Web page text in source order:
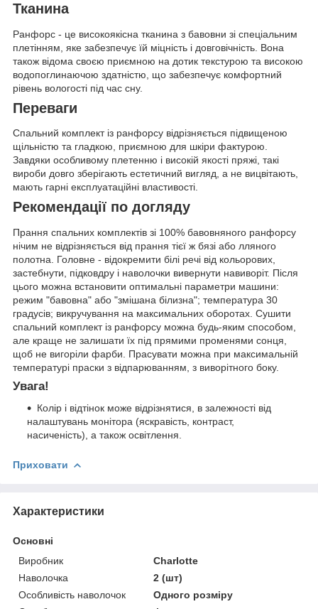
Тканина
Ранфорс - це високоякісна тканина з бавовни зі спеціальним
плетінням, яке забезпечує їй міцність і довговічність. Вона
також відома своєю приємною на дотик текстурою та високою
водопоглинаючою здатністю, що забезпечує комфортний
рівень вологості під час сну.
Переваги
Спальний комплект із ранфорсу відрізняється підвищеною
щільністю та гладкою, приємною для шкіри фактурою.
Завдяки особливому плетенню і високій якості пряжі, такі
вироби довго зберігають естетичний вигляд, а не вицвітають,
мають гарні експлуатаційні властивості.
Рекомендації по догляду
Прання спальних комплектів зі 100% бавовняного ранфорсу
нічим не відрізняється від прання тієї ж бязі або лляного
полотна. Головне - відокремити білі речі від кольорових,
застебнути, підковдру і наволочки вивернути навиворіт. Після
цього можна встановити оптимальні параметри машини:
режим "бавовна" або "змішана білизна"; температура 30
градусів; викручування на максимальних оборотах. Сушити
спальний комплект із ранфорсу можна будь-яким способом,
але краще не залишати їх під прямими променями сонця,
щоб не вигоріли фарби. Прасувати можна при максимальній
температурі праски з відпарюванням, з виворітного боку.
Увага!
Колір і відтінок може відрізнятися, в залежності від
налаштувань монітора (яскравість, контраст,
насиченість), а також освітлення.
Приховати
Характеристики
Основні
Виробник
Charlotte
Наволочка
2 (шт)
Особливість наволочок
Одного розміру